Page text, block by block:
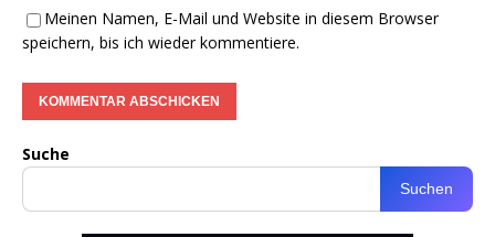
Meinen Namen, E-Mail und Website in diesem Browser
speichern, bis ich wieder kommentiere.
Suche
Suchen